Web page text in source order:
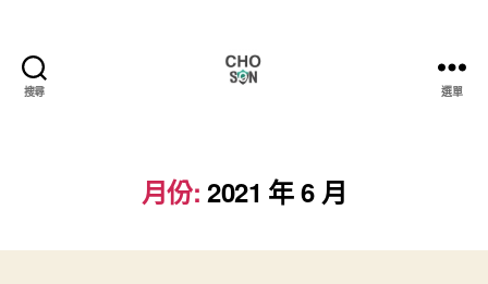
搜尋
大
小
選單
月份: 2021 年 6 月